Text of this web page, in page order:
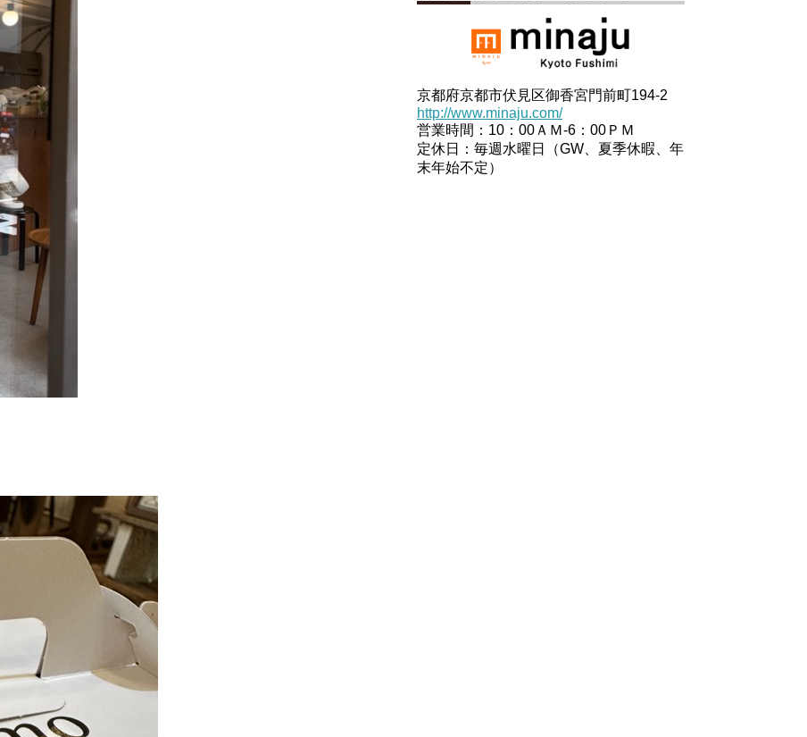
京都府京都市伏見区御香宮門前町194-2
http://www.minaju.com/
営業時間：10：00ＡＭ-6：00ＰＭ
定休日：毎週水曜日（GW、夏季休暇、年
末年始不定）